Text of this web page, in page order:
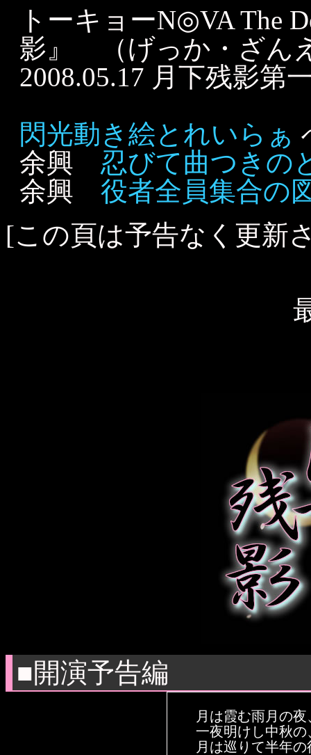
トーキョーN◎VA The
影』 （げっか・ざん
2008.05.17 月下残影第
閃光動き絵とれいらぁ
余興 忍びて曲つきの
余興 役者全員集合の
[この頁は予告なく更新
■開演予告編
月は霞む雨月の夜
一夜明けし中秋の
月は巡りて半年の